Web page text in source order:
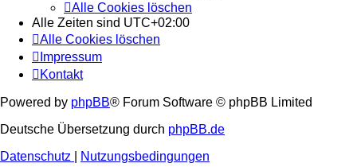
Alle Cookies löschen
Alle Zeiten sind UTC+02:00
Alle Cookies löschen
Impressum
Kontakt
Powered by phpBB® Forum Software © phpBB Limited
Deutsche Übersetzung durch phpBB.de
Datenschutz
Nutzungsbedingungen